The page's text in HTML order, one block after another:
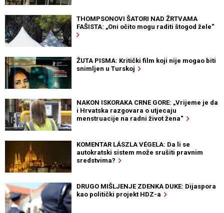
THOMPSONOVI ŠATORI NAD ŽRTVAMA
FAŠISTA: „Oni očito mogu raditi štogod žele“
ŽUTA PISMA: Kritički film koji nije mogao biti
snimljen u Turskoj
NAKON ISKORAKA CRNE GORE: „Vrijeme je da
i Hrvatska razgovara o utjecaju
menstruacije na radni život žena“
KOMENTAR LÁSZLA VÉGELA: Da li se
autokratski sistem može srušiti pravnim
sredstvima?
DRUGO MIŠLJENJE ZDENKA DUKE: Dijaspora
kao politički projekt HDZ-a